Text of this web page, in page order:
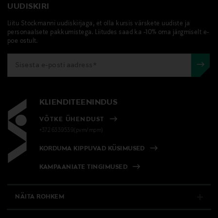
erilistel puhkudel.
Materjal
76% polüester, 24% polüamiid / tikand 65% polüester,
27% polüamiid, 8% elastaan / vooder 100% polüester
Sugugi mitte
Hooldusjuhendid
Käsipesu
0,00 € – 4,90 €
UUDISKIRI
Liitu Stockmanni uudiskirjaga, et olla kursis värskete uudiste ja
personaalsete pakkumistega. Liitudes saad ka -10% oma järgmiselt e-
poe ostult.
KLIENDITEENINDUS
VÕTKE ÜHENDUST
+372 6339539(pvm/mpm)
KORDUMA KIPPUVAD KÜSIMUSED
KAMPAANIATE TINGIMUSED
NÄITA ROHKEM